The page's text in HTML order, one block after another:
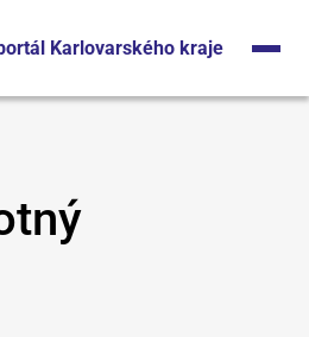
Karlovarského kraje